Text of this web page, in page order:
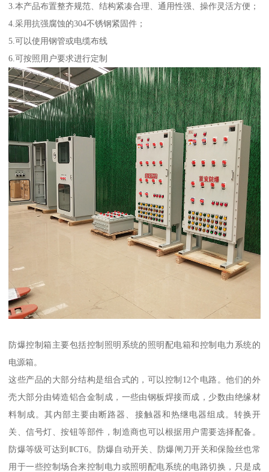
3.本产品布置整齐规范、结构紧凑合理、通用性强、操作灵活方便；
4.采用抗强腐蚀的304不锈钢紧固件；
5.可以使用钢管或电缆布线
6.可按照用户要求进行定制
防爆控制箱主要包括控制照明系统的照明配电箱和控制电力系统的
电源箱。
这些产品的大部分结构是组合式的，可以控制12个电路。他们的外
壳大部分由铸造铝合金制成，一些由钢板焊接而成，少数由绝缘材
料制成。其内部主要由断路器、接触器和热继电器组成。转换开
关、信号灯、按钮等部件，制造商也可以根据用户需要选择配备。
防爆等级可达到ⅡCT6。防爆自动开关、防爆闸刀开关和保险丝也常
用于一些控制场合来控制电力或照明配电系统的电路切换，只是成